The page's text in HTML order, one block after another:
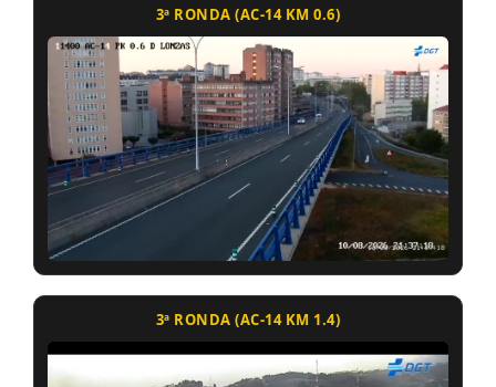
3ª RONDA (AC-14 KM 0.6)
3ª RONDA (AC-14 KM 1.4)